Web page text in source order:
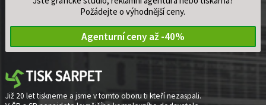
Požádejte o výhodnější ceny.
Agenturní ceny až -40%
Již 20 let tiskneme a jsme v tomto oboru ti kteří nezaspali.